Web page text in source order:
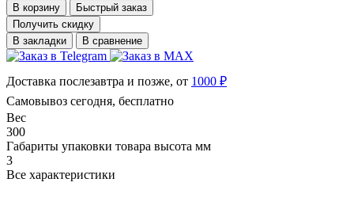
В корзину
Быстрый заказ
Получить скидку
В закладки
В сравнение
Доставка послезавтра и позже, от 1000 ₽
Самовывоз сегодня, бесплатно
Вес
300
Габариты упаковки товара высота мм
3
Все характеристики